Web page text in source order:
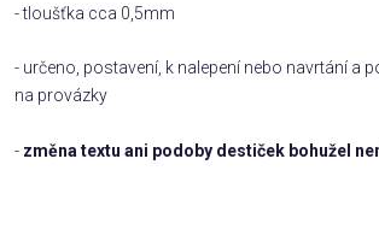
sport
Příležitosti
Domácnost
- tloušťka cca 0,5mm
- určeno, postavení, k nalepení nebo navrtání a
na provázky
- změna textu ani podoby destiček bohužel